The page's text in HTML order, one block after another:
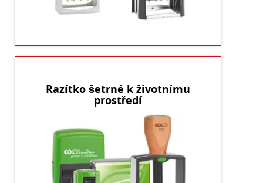
ukázat produkty
Razítko šetrné k životnímu
prostředí